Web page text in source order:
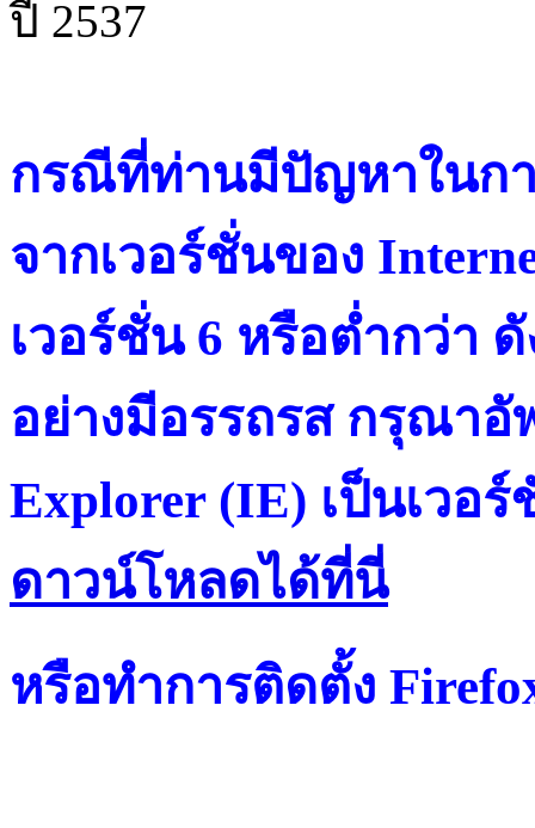
ปี 2537
กรณีที่ท่านมีปัญหาในกา
จากเวอร์ชั่นของ
เวอร์ชั่น 6 หรือต่ำกว่า
อย่างมีอรรถรส กรุณาอั
Explorer (IE) เป็นเวอ
ดาวน์โหลดได้ที่น
หรือทำการติดตั้ง